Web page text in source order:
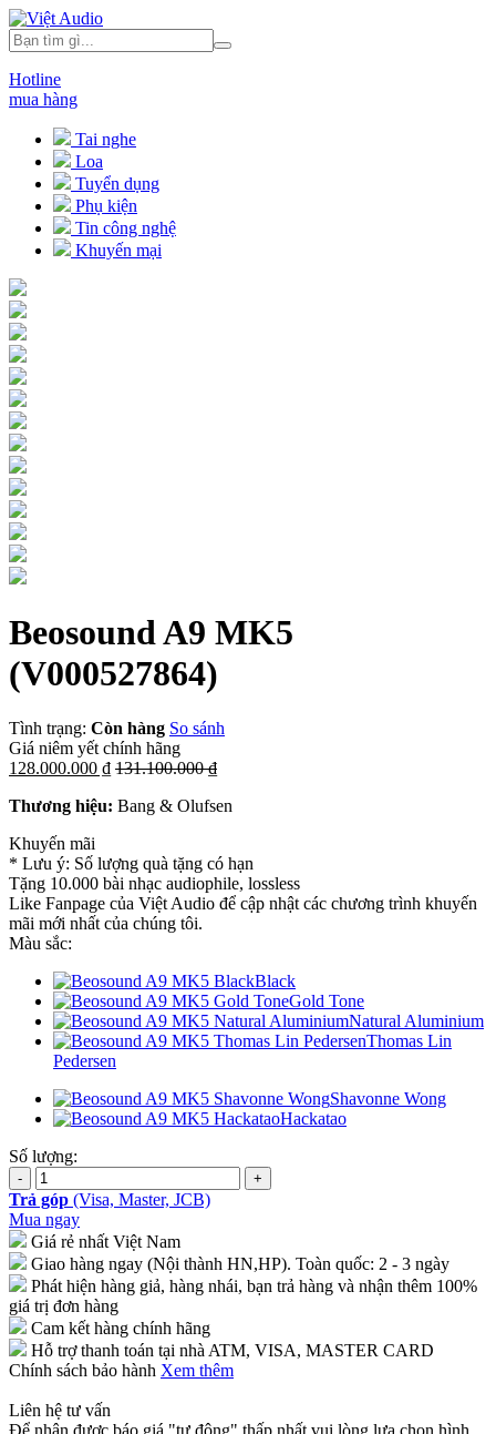
Hotline
mua hàng
Tai nghe
Loa
Tuyển dụng
Phụ kiện
Tin công nghệ
Khuyến mại
Beosound A9 MK5
(V000527864)
Tình trạng: Còn hàng So sánh
Giá niêm yết chính hãng
128.000.000 ₫ 131.100.000 ₫
Thương hiệu: Bang & Olufsen
Khuyến mãi
* Lưu ý: Số lượng quà tặng có hạn
Tặng 10.000 bài nhạc audiophile, lossless
Like Fanpage của Việt Audio để cập nhật các chương trình khuyến
mãi mới nhất của chúng tôi.
Màu sắc:
Black
Gold Tone
Natural Aluminium
Thomas Lin
Pedersen
Shavonne Wong
Hackatao
Số lượng:
Trả góp (Visa, Master, JCB)
Mua ngay
Giá rẻ nhất Việt Nam
Giao hàng ngay (Nội thành HN,HP). Toàn quốc: 2 - 3 ngày
Phát hiện hàng giả, hàng nhái, bạn trả hàng và nhận thêm 100%
giá trị đơn hàng
Cam kết hàng chính hãng
Hỗ trợ thanh toán tại nhà ATM, VISA, MASTER CARD
Chính sách bảo hành Xem thêm
Liên hệ tư vấn
Để nhận được báo giá "tự động" thấp nhất vui lòng lựa chọn hình